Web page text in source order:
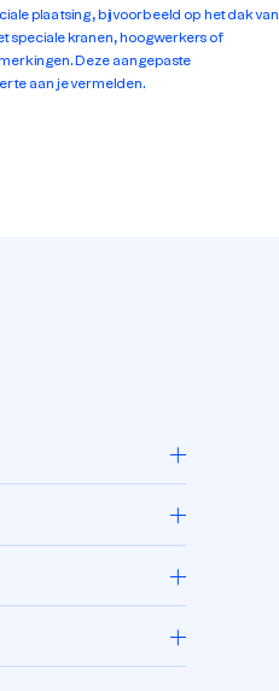
plaatsing, bijvoorbeeld op het dak van
speciale kranen, hoogwerkers of
Deze aangepaste
aan je vermelden.